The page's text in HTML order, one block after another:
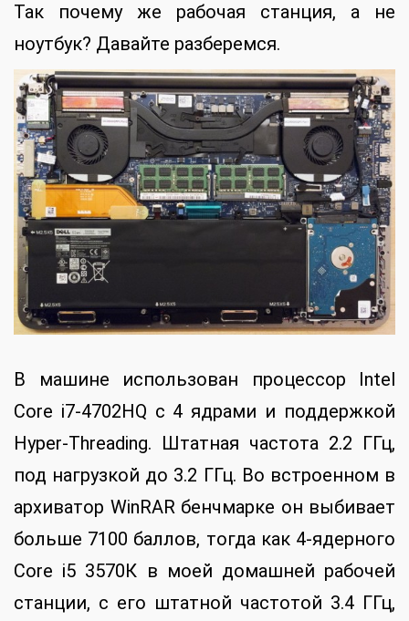
Так почему же рабочая станция, а не
ноутбук? Давайте разберемся.
В машине использован процессор Intel
Core i7-4702HQ с 4 ядрами и поддержкой
Hyper-Threading. Штатная частота 2.2 ГГц,
под нагрузкой до 3.2 ГГц. Во встроенном в
архиватор WinRAR бенчмарке он выбивает
больше 7100 баллов, тогда как 4-ядерного
Core i5 3570К в моей домашней рабочей
станции, с его штатной частотой 3.4 ГГц,